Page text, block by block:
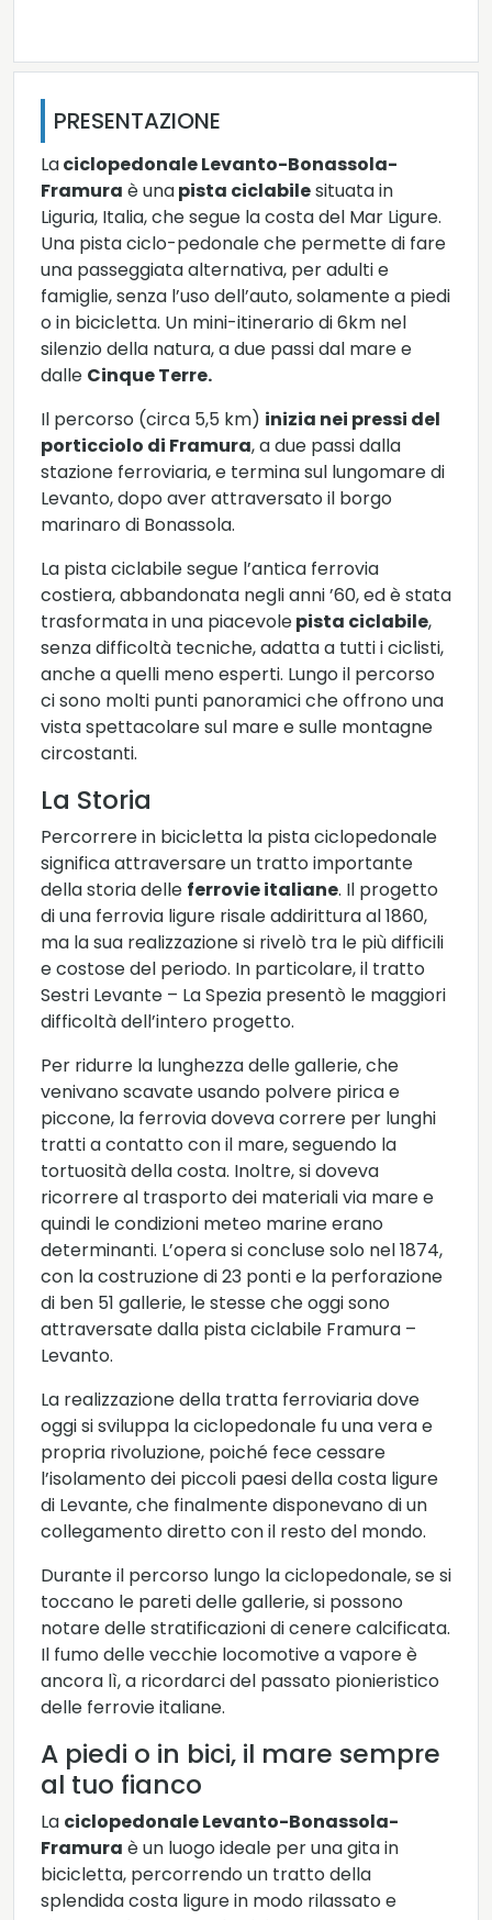
PRESENTAZIONE
Laciclopedonale Levanto-Bonassola-
Framura è unapista ciclabilesituata in
Liguria, Italia, che segue la costa del Mar Ligure.
Una pista ciclo-pedonale che permette di fare
una passeggiata alternativa, per adulti e
famiglie, senza l’uso dell’auto, solamente a piedi
o in bicicletta. Un mini-itinerario di 6km nel
silenzio della natura, a due passi dal mare e
dalle Cinque Terre.
Il percorso (circa 5,5 km) inizia nei pressi del
porticciolo di Framura, a due passi dalla
stazione ferroviaria, e termina sul lungomare di
Levanto, dopo aver attraversato il borgo
marinaro di Bonassola.
La pista ciclabile segue l’antica ferrovia
costiera, abbandonata negli anni ’60, ed è stata
trasformata in una piacevolepista ciclabile,
senza difficoltà tecniche, adatta a tutti i ciclisti,
anche a quelli meno esperti. Lungo il percorso
ci sono molti punti panoramici che offrono una
vista spettacolare sul mare e sulle montagne
circostanti.
La Storia
Percorrere in bicicletta la pista ciclopedonale
significa attraversare un tratto importante
della storia delle ferrovie italiane. Il progetto
di una ferrovia ligure risale addirittura al 1860,
ma la sua realizzazione si rivelò tra le più difficili
e costose del periodo. In particolare, il tratto
Sestri Levante – La Spezia presentò le maggiori
difficoltà dell’intero progetto.
Per ridurre la lunghezza delle gallerie, che
venivano scavate usando polvere pirica e
piccone, la ferrovia doveva correre per lunghi
tratti a contatto con il mare, seguendo la
tortuosità della costa. Inoltre, si doveva
ricorrere al trasporto dei materiali via mare e
quindi le condizioni meteo marine erano
determinanti. L’opera si concluse solo nel 1874,
con la costruzione di 23 ponti e la perforazione
di ben 51 gallerie, le stesse che oggi sono
attraversate dalla pista ciclabile Framura –
Levanto.
La realizzazione della tratta ferroviaria dove
oggi si sviluppa la ciclopedonale fu una vera e
propria rivoluzione, poiché fece cessare
l’isolamento dei piccoli paesi della costa ligure
di Levante, che finalmente disponevano di un
collegamento diretto con il resto del mondo.
Durante il percorso lungo la ciclopedonale, se si
toccano le pareti delle gallerie, si possono
notare delle stratificazioni di cenere calcificata.
Il fumo delle vecchie locomotive a vapore è
ancora lì, a ricordarci del passato pionieristico
delle ferrovie italiane.
A piedi o in bici, il mare sempre
al tuo fianco
La ciclopedonale Levanto-Bonassola-
Framura è un luogo ideale per una gita in
bicicletta, percorrendo un tratto della
splendida costa ligure in modo rilassato e